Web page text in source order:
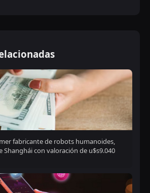
fabricante de robots humanoides,
Shanghái con valoración de u$s9.040